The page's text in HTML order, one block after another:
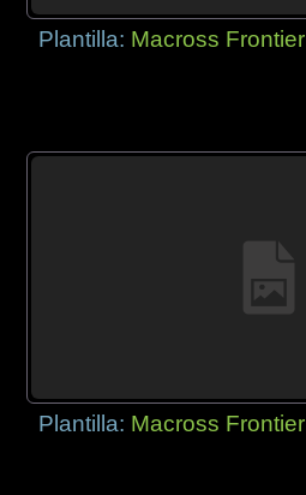
Plantilla: Macross Frontier
Plantilla: Macross Frontier